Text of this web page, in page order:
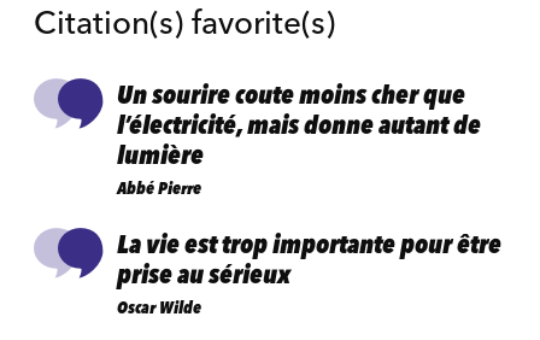
Citation(s) favorite(s)
Un sourire coute moins cher que
l’électricité, mais donne autant de
lumière
Abbé Pierre
La vie est trop importante pour être
prise au sérieux
Oscar Wilde